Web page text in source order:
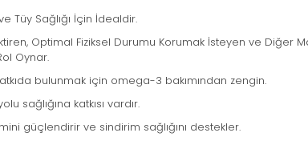
Tüy Sağlığı İçin İdealdir.
Optimal Fiziksel Durumu Korumak İsteyen ve
Oynar.
bulunmak için omega-3 bakımından zengin.
sağlığına katkısı vardır.
güçlendirir ve sindirim sağlığını destekler.